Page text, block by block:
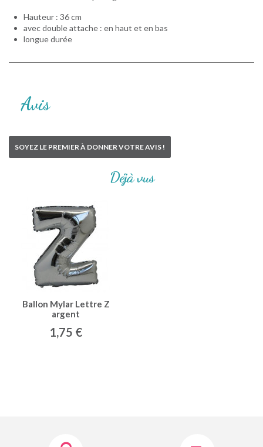
Hauteur : 36 cm
avec double attache : en haut et en bas
longue durée
Avis
SOYEZ LE PREMIER À DONNER VOTRE AVIS !
Déjà vus
Ballon Mylar Lettre Z
argent
1,75 €